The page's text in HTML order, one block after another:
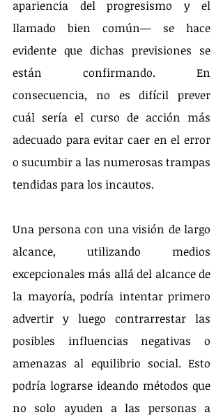
apariencia del progresismo y el
llamado bien común— se hace
evidente que dichas previsiones se
están confirmando. En
consecuencia, no es difícil prever
cuál sería el curso de acción más
adecuado para evitar caer en el error
o sucumbir a las numerosas trampas
tendidas para los incautos.
Una persona con una visión de largo
alcance, utilizando medios
excepcionales más allá del alcance de
la mayoría, podría intentar primero
advertir y luego contrarrestar las
posibles influencias negativas o
amenazas al equilibrio social. Esto
podría lograrse ideando métodos que
no solo ayuden a las personas a